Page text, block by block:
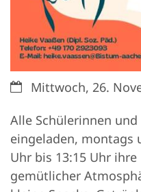
Datum:Mittwoch, 26.
Alle Schülerinnen
eingeladen, montags
Uhr bis 13:15 Uhr
gemütlicher